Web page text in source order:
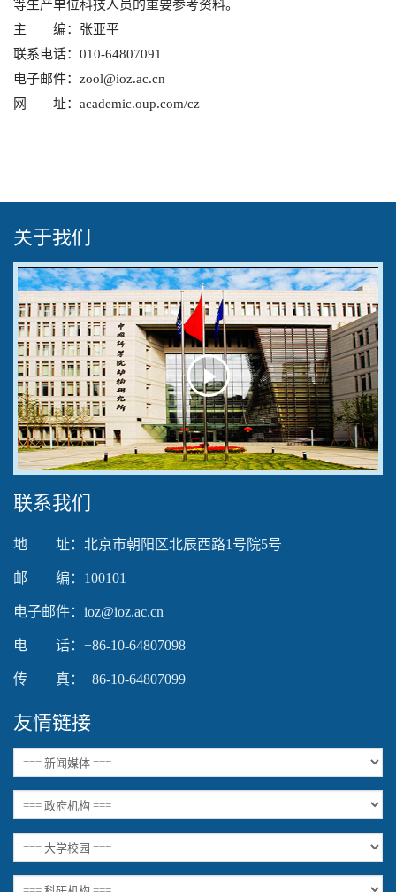
等生产单位科技人员的重要参考资料。
主 编：张亚平
联系电话：010-64807091
电子邮件： zool@ioz.ac.cn
网 址： academic.oup.com/cz
关于我们
Play
Video
联系我们
地 址：北京市朝阳区北辰西路1号院5号
邮 编：100101
电子邮件：ioz@ioz.ac.cn
电 话：+86-10-64807098
传 真：+86-10-64807099
友情链接